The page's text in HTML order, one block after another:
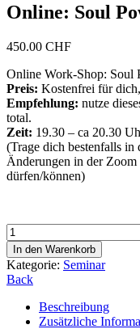
Online: Soul
450.00 CHF
Online Work-Shop: Soul
Preis: Kostenfrei für
Empfehlung: nutze
total.
Zeit: 19.30 – ca 20.30
(Trage dich bestenfalls
Änderungen in der
dürfen/können)
Online:
Soul
Power
-
Divinity
Menge
In den Warenkorb
Kategorie: Seminar
Back
Beschreibung
Zusätzliche